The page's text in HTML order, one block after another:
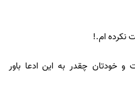
ام.!
و خودتان چقدر به این ادعا باور